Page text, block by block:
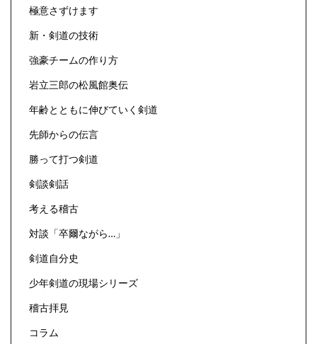
極意さずけます
新・剣道の技術
強豪チームの作り方
岩立三郎の松風館奥伝
年齢とともに伸びていく剣道
先師からの伝言
勝って打つ剣道
剣談剣話
考える稽古
対談「卒爾ながら…」
剣道自分史
少年剣道の現場シリーズ
稽古拝見
コラム